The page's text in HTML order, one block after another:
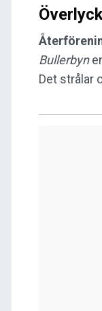
Bullerbyn
Det strålar